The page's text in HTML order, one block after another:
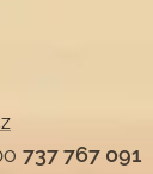
737 767 091